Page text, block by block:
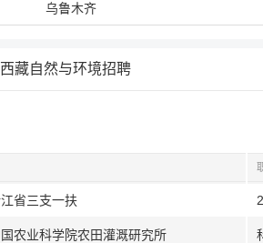
乌鲁木齐
藏自然与环境招聘
省三支一扶
农业科学院农田灌溉研究所